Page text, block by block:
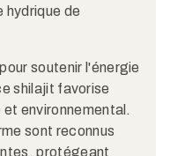
hydrique de
soutenir l'énergie
shilajit favorise
environnemental.
sont reconnus
protégeant